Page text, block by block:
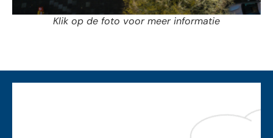
Klik op de foto voor meer informatie